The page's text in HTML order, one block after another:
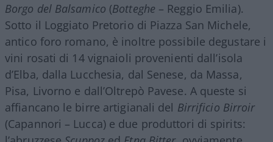
Borgo del Balsamico (Botteghe – Reggio Emilia).
Sotto il Loggiato Pretorio di Piazza San Michele,
antico foro romano, è inoltre possibile degustare i
vini rosati di 14 vignaioli provenienti dall’isola
d’Elba, dalla Lucchesia, dal Senese, da Massa,
Pisa, Livorno e dall’Oltrepò Pavese. A queste si
affiancano le birre artigianali del Birrificio Birroir
(Capannori – Lucca) e due produttori di spirits: